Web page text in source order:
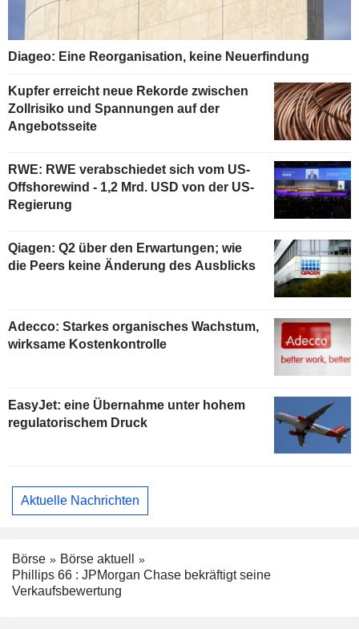
Diageo: Eine Reorganisation, keine Neuerfindung
Kupfer erreicht neue Rekorde zwischen
Zollrisiko und Spannungen auf der
Angebotsseite
RWE: RWE verabschiedet sich vom US-
Offshorewind - 1,2 Mrd. USD von der US-
Regierung
Qiagen: Q2 über den Erwartungen; wie
die Peers keine Änderung des Ausblicks
Adecco: Starkes organisches Wachstum,
wirksame Kostenkontrolle
EasyJet: eine Übernahme unter hohem
regulatorischem Druck
Aktuelle Nachrichten
Börse
Börse aktuell
Phillips 66 : JPMorgan Chase bekräftigt seine
Verkaufsbewertung